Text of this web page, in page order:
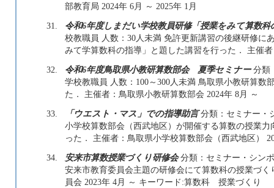
部教育局 2024年 6月 ～ 2025年 1月
31.
令和6年度しまだい学校教員研修「授業をみて算数科
校教職員 人数：30人未満 免許更新講習の後継研修に
みて学算数科の指導」と題した講習を行った． 主催
32.
令和6年度鳥取県小教研算数部会 夏季セミナー分類
学校教職員 人数：100～300人未満 鳥取県小教研算数
た． 主催者：鳥取県小教研算数部会 2024年 8月 ～
33.
「ウエスト・マス」での指導助言分類：セミナー・
小学校算数部会（西武地区）が開催する算数の授業
った． 主催者：鳥取県小学校算数部会（西武地区）
34.
安来市算数授業づくり研修会分類：セミナー・シン
安来市教育委員会主題の研修会にて算数科の授業づ
員会 2023年 4月 ～ キーワード:算数科 授業づくり